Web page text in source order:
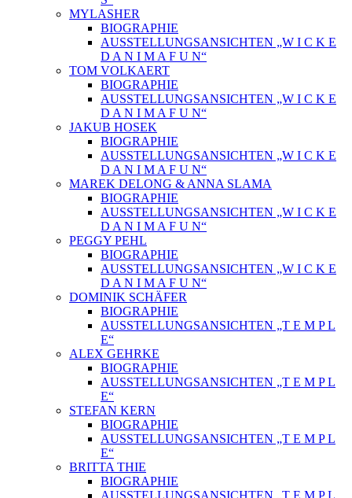
MYLASHER
BIOGRAPHIE
AUSSTELLUNGSANSICHTEN „W I C K E
D A N I M A F U N“
TOM VOLKAERT
BIOGRAPHIE
AUSSTELLUNGSANSICHTEN „W I C K E
D A N I M A F U N“
JAKUB HOSEK
BIOGRAPHIE
AUSSTELLUNGSANSICHTEN „W I C K E
D A N I M A F U N“
MAREK DELONG & ANNA SLAMA
BIOGRAPHIE
AUSSTELLUNGSANSICHTEN „W I C K E
D A N I M A F U N“
PEGGY PEHL
BIOGRAPHIE
AUSSTELLUNGSANSICHTEN „W I C K E
D A N I M A F U N“
DOMINIK SCHÄFER
BIOGRAPHIE
AUSSTELLUNGSANSICHTEN „T E M P L
E“
ALEX GEHRKE
BIOGRAPHIE
AUSSTELLUNGSANSICHTEN „T E M P L
E“
STEFAN KERN
BIOGRAPHIE
AUSSTELLUNGSANSICHTEN „T E M P L
E“
BRITTA THIE
BIOGRAPHIE
AUSSTELLUNGSANSICHTEN „T E M P L